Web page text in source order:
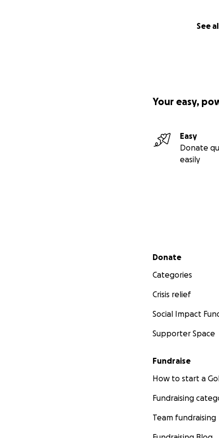
See
Your easy,
Easy
Donate
easily
Secondary menu
Donate
Categories
Crisis relief
Social Impact
Supporter Space
Fundraise
How to start a
Fundraising
Team fundraising